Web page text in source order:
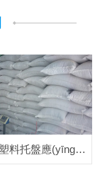
面粉廠塑料托盤應(yīng)用案例